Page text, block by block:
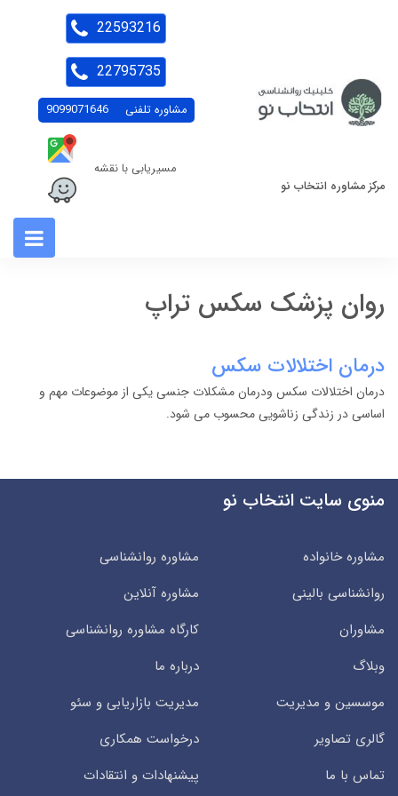
مرکز مشاوره انتخاب نو
مشاوره تلفنی 9099071646
مسیریابی با نقشه
22593216
22795735
روان پزشک سکس تراپ
درمان اختلالات سکس
درمان اختلالات سکس ودرمان مشکلات جنسی یکی از موضوعات مهم و
اساسی در زندگی زناشویی محسوب می شود.
منوی سایت انتخاب نو
مشاوره خانواده
مشاوره روانشناسی
روانشناسی بالینی
مشاوره آنلاین
مشاوران
کارگاه مشاوره روانشناسی
وبلاگ
درباره ما
موسسین و مدیریت
مدیریت بازاریابی و سئو
گالری تصاویر
درخواست همکاری
تماس با ما
پیشنهادات و انتقادات